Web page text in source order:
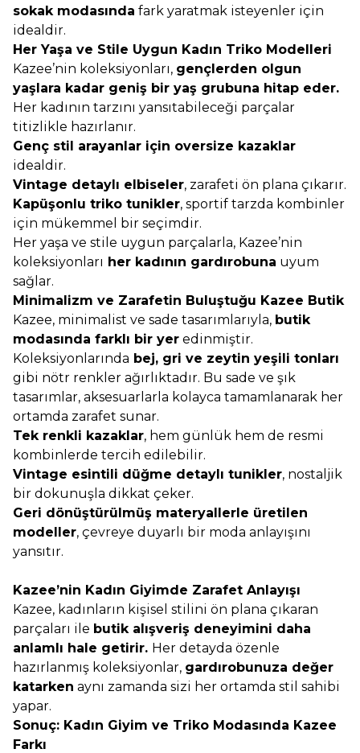
sokak modasında fark yaratmak isteyenler için
idealdir.
Her Yaşa ve Stile Uygun Kadın Triko Modelleri
Kazee’nin koleksiyonları, gençlerden olgun
yaşlara kadar geniş bir yaş grubuna hitap eder.
Her kadının tarzını yansıtabileceği parçalar
titizlikle hazırlanır.
Genç stil arayanlar için oversize kazaklar
idealdir.
Vintage detaylı elbiseler, zarafeti ön plana çıkarır.
Kapüşonlu triko tunikler, sportif tarzda kombinler
için mükemmel bir seçimdir.
Her yaşa ve stile uygun parçalarla, Kazee’nin
koleksiyonları her kadının gardırobuna uyum
sağlar.
Minimalizm ve Zarafetin Buluştuğu Kazee Butik
Kazee, minimalist ve sade tasarımlarıyla, butik
modasında farklı bir yer edinmiştir.
Koleksiyonlarında bej, gri ve zeytin yeşili tonları
gibi nötr renkler ağırlıktadır. Bu sade ve şık
tasarımlar, aksesuarlarla kolayca tamamlanarak her
ortamda zarafet sunar.
Tek renkli kazaklar, hem günlük hem de resmi
kombinlerde tercih edilebilir.
Vintage esintili düğme detaylı tunikler, nostaljik
bir dokunuşla dikkat çeker.
Geri dönüştürülmüş materyallerle üretilen
modeller, çevreye duyarlı bir moda anlayışını
yansıtır.
Kazee’nin Kadın Giyimde Zarafet Anlayışı
Kazee, kadınların kişisel stilini ön plana çıkaran
parçaları ile butik alışveriş deneyimini daha
anlamlı hale getirir. Her detayda özenle
hazırlanmış koleksiyonlar, gardırobunuza değer
katarken aynı zamanda sizi her ortamda stil sahibi
yapar.
Sonuç: Kadın Giyim ve Triko Modasında Kazee
Farkı